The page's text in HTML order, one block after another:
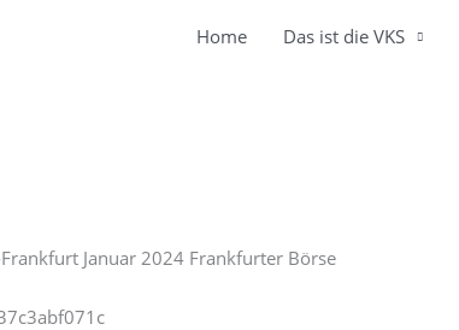
Home Das ist die VKS
Januar 2024 Frankfurter Börse